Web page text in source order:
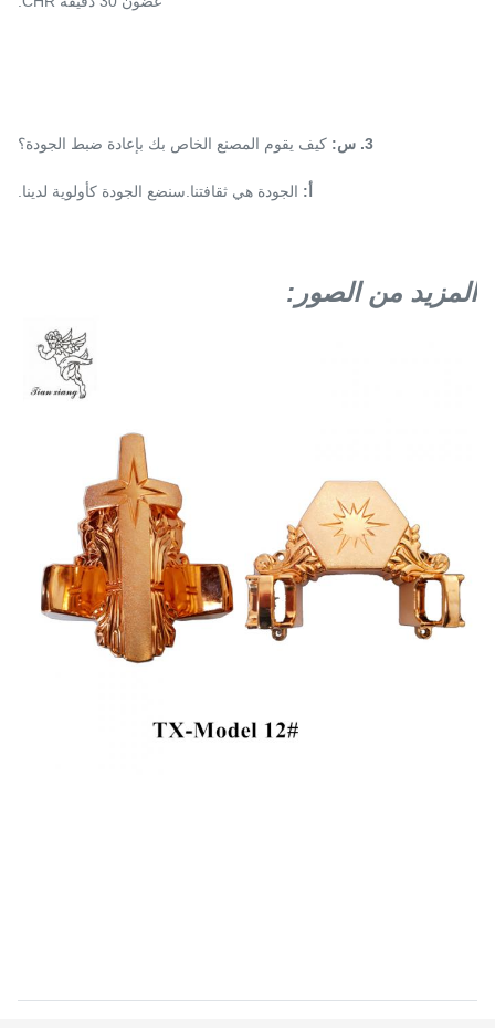
3. س: كيف يقوم المصنع الخاص بك بإعادة ضبط الجودة؟
أ: الجودة هي ثقافتنا.سنضع الجودة كأولوية لدينا.
المزيد من الصور: